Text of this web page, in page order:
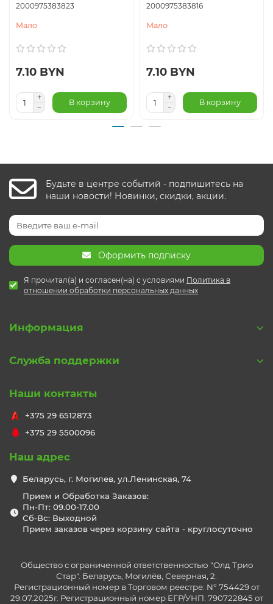
2000975383823
Мало
7.10 BYN
В корзину
2000975383816
Мало
7.10 BYN
В корзину
Будьте в центре событий - подпишитесь на
наши новости! Новинки, скидки, акции.
Оформить подписку
Я прочитал(а) и согласен(на) с условиями Политика в
отношении обработки персональных данных
Информация
Служба поддержки
Наши контакты
+375 29 6512873
+375 29 5500096
Наш адрес
Беларусь, г. Могилев, ул.Ленинская, 74
Прием и Обработка Заказов:
Пн-Пт: 09.00-17.00
Сб-Вс: Выходной
Прием заказов через корзину сайта - круглосуточно
Общество с ограниченной ответственностью "Олд Трио
Стар". Беларусь, Могилёв, Северная, 2.
Регистрационный номер в Торговом реестре: N° 754429 от
29.07.2025г. Регистрационный номер ЕГР/УНП: 790722845 от